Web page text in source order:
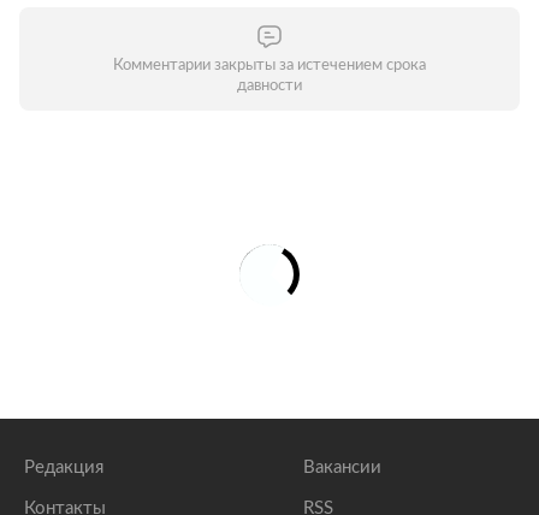
Комментарии закрыты за истечением срока
давности
Редакция
Контакты
Вакансии
RSS